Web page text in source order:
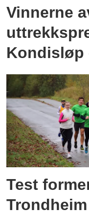
Vinnerne
Kondisløp
Test